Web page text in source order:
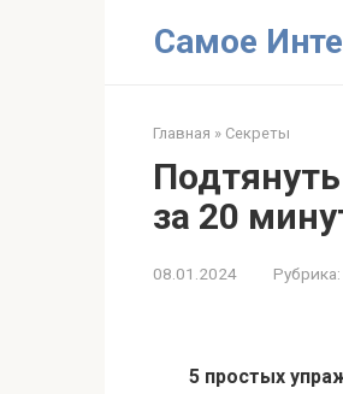
Самое
Главная » Секреты
за 20
08.01.2024 Рубрика:
5 простых